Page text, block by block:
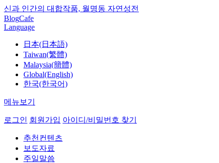
신과 인간의 대합작품, 월명동 자연성전
BlogCafe
Language
日本(日本語)
Taiwan(繁體)
Malaysia(簡體)
Global(English)
한국(한국어)
메뉴보기
로그인 회원가입 아이디/비밀번호 찾기
추천컨텐츠
보도자료
주일말씀